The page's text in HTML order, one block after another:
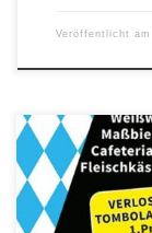
Veröffentlicht am
Nach zwei
mitteilen zu